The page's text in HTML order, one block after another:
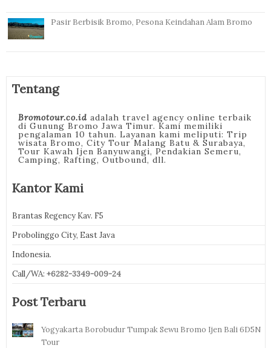
Pasir Berbisik Bromo, Pesona Keindahan Alam Bromo
Tentang
Bromotour.co.idadalah travel agency online terbaik
di Gunung Bromo Jawa Timur. Kami memiliki
pengalaman 10 tahun. Layanan kami meliputi: Trip
wisata Bromo, City Tour Malang Batu & Surabaya,
Tour Kawah Ijen Banyuwangi, Pendakian Semeru,
Camping, Rafting, Outbound, dll.
Kantor Kami
Brantas Regency Kav. F5
Probolinggo City, East Java
Indonesia.
Call/WA: +6282-3349-009-24
Post Terbaru
Yogyakarta Borobudur Tumpak Sewu Bromo Ijen Bali 6D5N
Tour